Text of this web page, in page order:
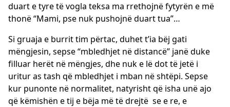
duart e tyre të vogla teksa ma rrethojnë fytyrën e më
thonë “Mami, pse nuk pushojnë duart tua”…
Si gruaja e burrit tim përtac, duhet t’ia bëj gati
mëngjesin, sepse “mbledhjet në distancë” janë duke
filluar herët në mëngjes, dhe nuk e lë dot të jetë i
uritur as tash që mbledhjet i mban në shtëpi. Sepse
kur punonte në normalitet, natyrisht që isha unë ajo
që këmishën e tij e bëja më të drejtë se e re, e